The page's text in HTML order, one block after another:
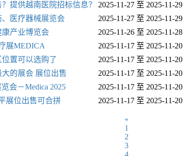
提供越南医院招标信息？ 2025-11-27 至 2025-11-29
、医疗器械展览会 2025-11-27 至 2025-11-29
康产业博览会 2025-11-26 至 2025-11-28
展MEDICA 2025-11-17 至 2025-11-20
置可以选购了 2025-11-17 至 2025-11-20
的展会 展位出售 2025-11-17 至 2025-11-20
会－Medica 2025 2025-11-17 至 2025-11-20
展位出售可合拼 2025-11-17 至 2025-11-20
«
1
2
3
4